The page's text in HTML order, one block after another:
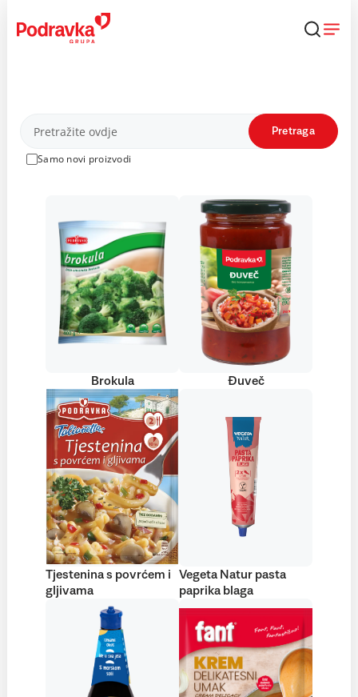
content
Proizvodi
Samo novi proizvodi
Pretraga
Brokula Đuveč
Tjestenina s povrćem i
gljivama
Vegeta Natur pasta
paprika blaga